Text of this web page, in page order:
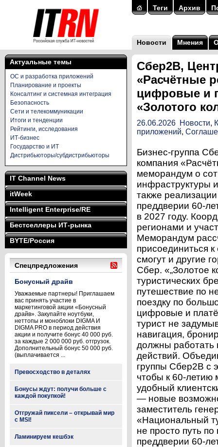
Теги Архив
Новости Мнения
Актуальные темы
ОС и разработка приложений
Планирование и проекты
Консалтинг и системная интеграция
Безопасность
Сети и телекоммуникации
Итоги и тенденции
Рейтинги, исследования
ИТ-бизнес
Государство и ИТ
Дистрибьюторы/субдистрибьюторы
IT Channel News
itWeek
Intelligent Enterprise/RE
Бестселлеры ИТ-рынка
BYTE/Россия
Спецпредложения
Бонусный драйв
Уважаемые партнеры! Приглашаем
вас принять участие в
маркетинговой акции «Бонусный
драйв». Закупайте ноутбуки,
неттопы и моноблоки DIGMA И
DIGMA PRO в период действия
акции и получите бонус 40 000 руб.
за каждые 2 000 000 руб. отгрузок.
Дополнительный бонус 50 000 руб.
(выплачивается ...
Превосходство в деталях
Бонусы ждут: получи больше с
каждой покупкой!
Отгружай пиксели – открывай мир
с MSI!
Ламинируем кешбэк
Сбер2B,
«Расчётные
цифровые и
«Золотого
26.06.2026 Новости,
приложений,
Бизнес-группа
компания
меморандум о
инфраструктуры
также
преддверии 60-
в 2027 году.
регионами и
Меморандум
присоединиться к
смогут и другие
Сбер. «„Золотое
туристических
путешествие по
поездку по
цифровые и
турист не
навигация,
должны работать
действий.
группы Сбер2B с
чтобы к 60-летию
удобный
— новые
заместитель
«Национальный
не просто путь
преддверии 60-